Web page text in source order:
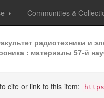
Communities &
радиотехники и
: материалы 57-й
cite or link to this item: